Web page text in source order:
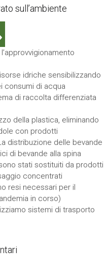
sull’ambiente
idriche sensibilizzando
consumi di acqua
di raccolta differenziata
della plastica, eliminando
con prodotti
distribuzione delle bevande
di bevande alla spina
stati sostituiti da prodotti
concentrati
resi necessari per il
in corso)
sistemi di trasporto